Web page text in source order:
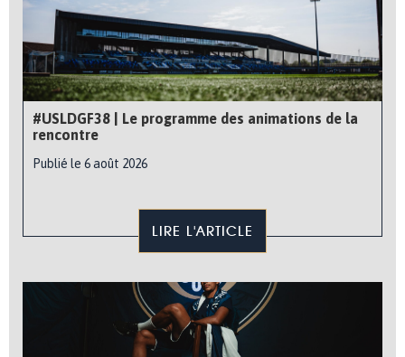
#USLDGF38 | Le programme des animations de la
rencontre
Publié le 6 août 2026
LIRE L'ARTICLE